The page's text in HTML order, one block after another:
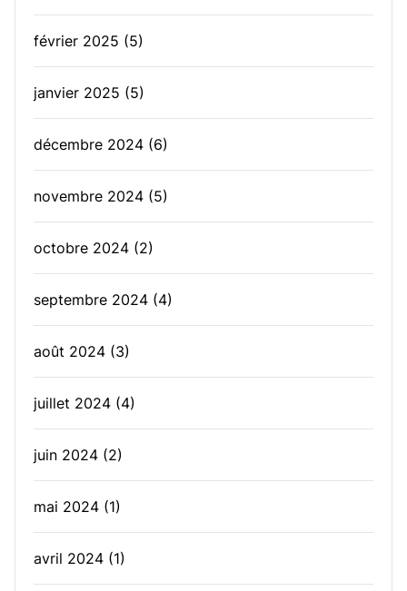
février 2025 (5)
janvier 2025 (5)
décembre 2024 (6)
novembre 2024 (5)
octobre 2024 (2)
septembre 2024 (4)
août 2024 (3)
juillet 2024 (4)
juin 2024 (2)
mai 2024 (1)
avril 2024 (1)